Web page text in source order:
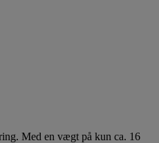
Med en vægt på kun ca. 16